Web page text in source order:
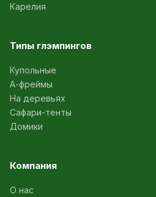
Карелия
Типы глэмпингов
Купольные
А-фреймы
На деревьях
Сафари-тенты
Домики
Компания
О нас